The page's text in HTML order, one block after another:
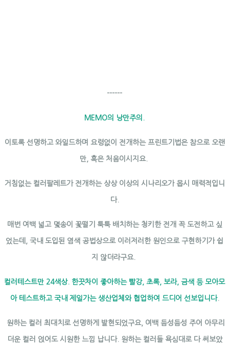
------
MEMO의 낭만주의.
이토록 선명하고 와일드하며 요령없이 전개하는 프린트기법은 참으로 오랜
만, 혹은 처음이시지요.
거침없는 컬러팔레트가 전개하는 상상 이상의 시나리오가 몹시 매력적입니
다.
매번 여백 넓고 몇송이 꽃떨기 툭툭 배치하는 청키한 전개 꼭 도전하고 싶
었는데, 국내 도입된 염색 공법상으로 이러저러한 원인으로 구현하기가 쉽
지 않더라구요.
컬러테스트만 24색상. 한끗차이 좋아하는 빨강, 초록, 보라, 금색 등 모아모
아 테스트하고 국내 제일가는 생산업체와 협업하여 드디어 선보입니다.
원하는 컬러 최대치로 선명하게 발현되었구요, 여백 듬성듬성 주어 아무리
더운 컬러 얹어도 시원한 느낌 납니다. 원하는 컬러들 욕심대로 다 써보았